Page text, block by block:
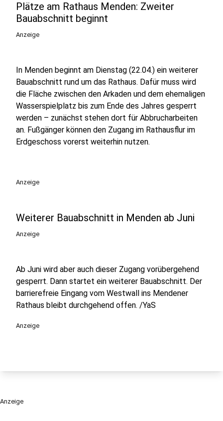
Plätze am Rathaus Menden: Zweiter
Bauabschnitt beginnt
Anzeige
In Menden beginnt am Dienstag (22.04.) ein weiterer
Bauabschnitt rund um das Rathaus. Dafür muss wird
die Fläche zwischen den Arkaden und dem ehemaligen
Wasserspielplatz bis zum Ende des Jahres gesperrt
werden – zunächst stehen dort für Abbrucharbeiten
an. Fußgänger können den Zugang im Rathausflur im
Erdgeschoss vorerst weiterhin nutzen.
Anzeige
Weiterer Bauabschnitt in Menden ab Juni
Anzeige
Ab Juni wird aber auch dieser Zugang vorübergehend
gesperrt. Dann startet ein weiterer Bauabschnitt. Der
barrierefreie Eingang vom Westwall ins Mendener
Rathaus bleibt durchgehend offen. /YaS
Anzeige
Anzeige